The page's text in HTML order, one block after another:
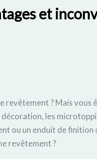
et
revêtement ? Mais vous
les
ou un enduit de finition
revêtement ?